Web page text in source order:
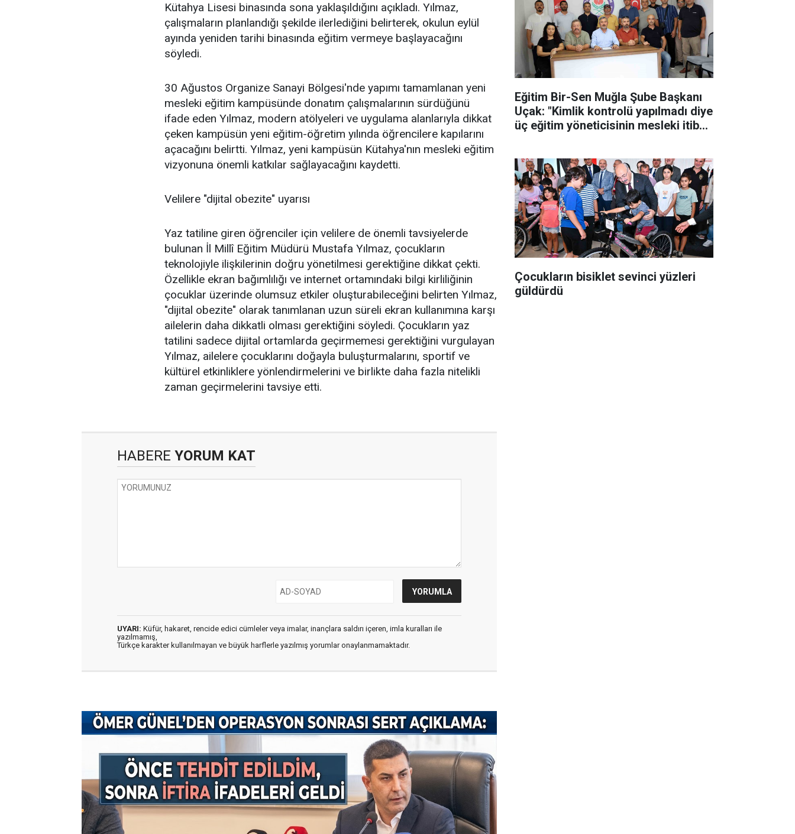
Kütahya Lisesi binasında sona yaklaşıldığını açıkladı. Yılmaz,
çalışmaların planlandığı şekilde ilerlediğini belirterek, okulun eylül
ayında yeniden tarihi binasında eğitim vermeye başlayacağını
söyledi.
30 Ağustos Organize Sanayi Bölgesi'nde yapımı tamamlanan yeni
mesleki eğitim kampüsünde donatım çalışmalarının sürdüğünü
ifade eden Yılmaz, modern atölyeleri ve uygulama alanlarıyla dikkat
çeken kampüsün yeni eğitim-öğretim yılında öğrencilere kapılarını
açacağını belirtti. Yılmaz, yeni kampüsün Kütahya'nın mesleki eğitim
vizyonuna önemli katkılar sağlayacağını kaydetti.
Velilere "dijital obezite" uyarısı
Yaz tatiline giren öğrenciler için velilere de önemli tavsiyelerde
bulunan İl Millî Eğitim Müdürü Mustafa Yılmaz, çocukların
teknolojiyle ilişkilerinin doğru yönetilmesi gerektiğine dikkat çekti.
Özellikle ekran bağımlılığı ve internet ortamındaki bilgi kirliliğinin
çocuklar üzerinde olumsuz etkiler oluşturabileceğini belirten Yılmaz,
"dijital obezite" olarak tanımlanan uzun süreli ekran kullanımına karşı
ailelerin daha dikkatli olması gerektiğini söyledi. Çocukların yaz
tatilini sadece dijital ortamlarda geçirmemesi gerektiğini vurgulayan
Yılmaz, ailelere çocuklarını doğayla buluşturmalarını, sportif ve
kültürel etkinliklere yönlendirmelerini ve birlikte daha fazla nitelikli
zaman geçirmelerini tavsiye etti.
HABERE YORUM KAT
UYARI: Küfür, hakaret, rencide edici cümleler veya imalar, inançlara saldırı içeren, imla kuralları ile
yazılmamış,
Türkçe karakter kullanılmayan ve büyük harflerle yazılmış yorumlar onaylanmamaktadır.
Eğitim Bir-Sen Muğla Şube Başkanı
Uçak: "Kimlik kontrolü yapılmadı diye
üç eğitim yöneticisinin mesleki itibarı
Çocukların bisiklet sevinci yüzleri
güldürdü